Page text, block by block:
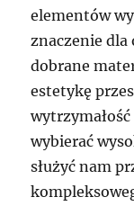
elementów
znaczenie dla
dobrane
estetykę
wybierać
służyć nam